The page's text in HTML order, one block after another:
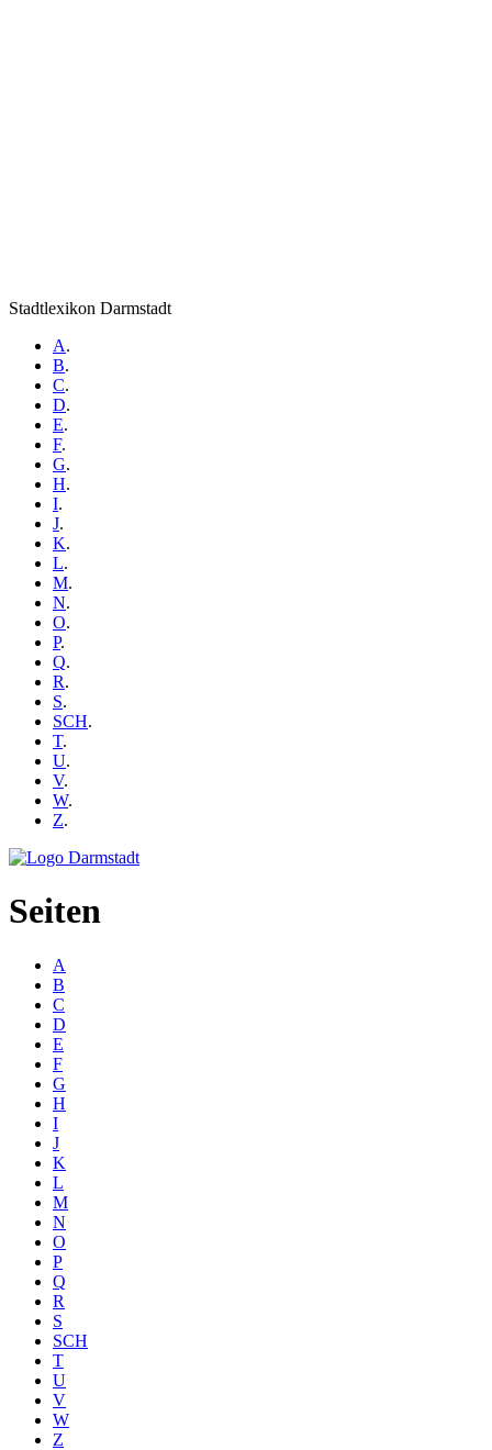
Stadtlexikon Darmstadt
A.
B.
C.
D.
E.
F.
G.
H.
I.
J.
K.
L.
M.
N.
O.
P.
Q.
R.
S.
SCH.
T.
U.
V.
W.
Z.
Seiten
A
B
C
D
E
F
G
H
I
J
K
L
M
N
O
P
Q
R
S
SCH
T
U
V
W
Z